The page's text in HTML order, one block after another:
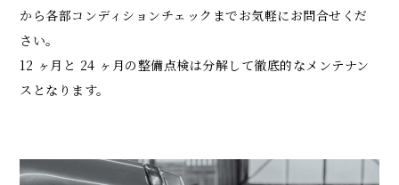
から各部コンディションチェックまでお気軽にお問合せくだ
さい。
12 ヶ⽉と 24 ヶ⽉の整備点検は分解して徹底的なメンテナン
スとなります。